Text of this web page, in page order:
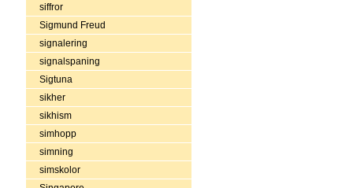
siffror
Sigmund Freud
signalering
signalspaning
Sigtuna
sikher
sikhism
simhopp
simning
simskolor